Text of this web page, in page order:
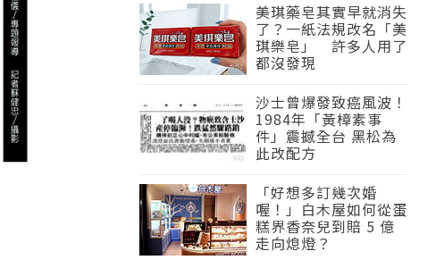
美琪藥皂其實早就消失
了？一紙法規改名「美
琪樂皂」 許多人用了
都沒發現
沙士曾爆發致癌風波！
1984年「黃樟素事
件」震撼全台 黑松為
此改配方
「好想多訂幾次婚
喔！」白木屋如何從蛋
糕界香奈兒到賠 5 億
走向熄燈？